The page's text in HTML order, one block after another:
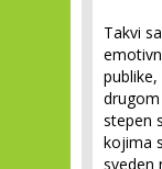
Takvi
stepen
kojima
sveden